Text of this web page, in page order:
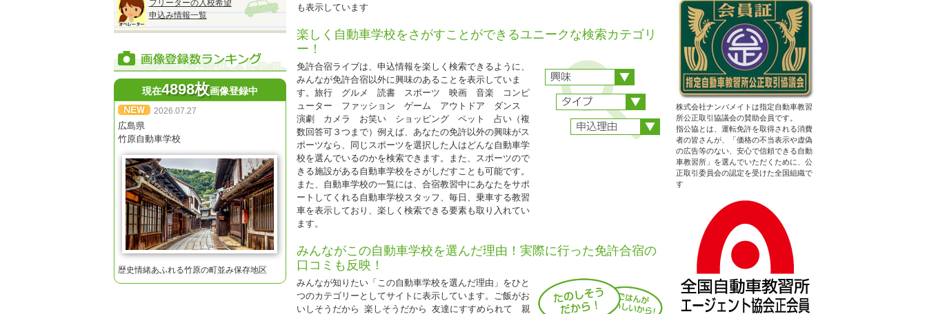
フリーターの入校希望
申込み情報一覧
現在4898枚画像登録中
2026.07.27
広島県
竹原自動車学校
歴史情緒あふれる竹原の町並み保存地区
※普通二輪免許所持の場合も同様の料金です。
※技能教習・技能検定・宿泊食事の保証内容は通常プランと同様です。
2026.04.01
『入校日限定特別セール！ 』
◆福島県 タイヘイドライバーズスクール◆
『入校日限定特別セール！ 』
●入校日：6月1日～7月11日・10月1日～11月20日の期間中の水・金曜日入校日
■シングル
AT車227,000円（税込249,700円）
■ツイン
AT車 220,000円（税込242,000円）
■トリプル
AT車
AT車242,000円（税込266,200円）
■ホテルツインA
AT車237,000円（税込260,700円）
※普通ＭＴ車取得は、上記料金に税込33,000円ＵＰ
も表示しています
楽しく自動車学校をさがすことができるユニークな検索カテゴリ
ー！
免許合宿ライブは、申込情報を楽しく検索できるように、
みんなが免許合宿以外に興味のあることを表示していま
す。旅行 グルメ 読書 スポーツ 映画 音楽 コンピ
ューター ファッション ゲーム アウトドア ダンス
演劇 カメラ お笑い ショッピング ペット 占い（複
数回答可３つまで）例えば、あなたの免許以外の興味がス
ポーツなら、同じスポーツを選択した人はどんな自動車学
校を選んでいるのかを検索できます。また、スポーツので
きる施設がある自動車学校をさがしだすことも可能です。
また、自動車学校の一覧には、合宿教習中にあなたをサポ
ートしてくれる自動車学校スタッフ、毎日、乗車する教習
車を表示しており、楽しく検索できる要素も取り入れてい
ます。
みんながこの自動車学校を選んだ理由！実際に行った免許合宿の
口コミも反映！
みんなが知りたい「この自動車学校を選んだ理由」をひと
つのカテゴリーとしてサイトに表示しています。ご飯がお
いしそうだから 楽しそうだから 友達にすすめられて 親
株式会社ナンバメイトは指定自動車教習
所公正取引協議会の賛助会員です。
指公協とは、運転免許を取得される消費
者の皆さんが、「価格の不当表示や虚偽
の広告等のない、安心で信頼できる自動
車教習所」を選んでいただくために、公
正取引委員会の認定を受けた全国組織で
す